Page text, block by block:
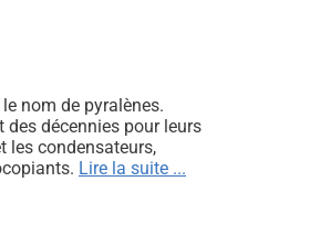
nom de pyralènes.
des décennies pour leurs
les condensateurs,
Lire la suite ...